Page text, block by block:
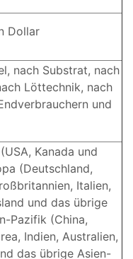
Dollar
nach Substrat, nach
Löttechnik, nach
und
Kanada und
(Deutschland,
Italien,
und das übrige
Pazifik (China,
Indien, Australien,
das übrige Asien-